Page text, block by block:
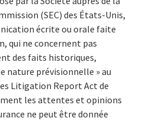
(SEC) des États-Unis,
écrite ou orale faite
qui ne concernent pas
des faits historiques,
nature prévisionnelle » au
Litigation Report Act de
les attentes et opinions
ne peut être donnée